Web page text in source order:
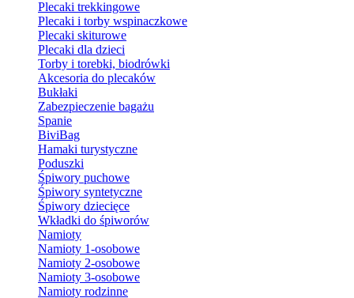
Plecaki trekkingowe
Plecaki i torby wspinaczkowe
Plecaki skiturowe
Plecaki dla dzieci
Torby i torebki, biodrówki
Akcesoria do plecaków
Bukłaki
Zabezpieczenie bagażu
Spanie
BiviBag
Hamaki turystyczne
Poduszki
Śpiwory puchowe
Śpiwory syntetyczne
Śpiwory dziecięce
Wkładki do śpiworów
Namioty
Namioty 1-osobowe
Namioty 2-osobowe
Namioty 3-osobowe
Namioty rodzinne